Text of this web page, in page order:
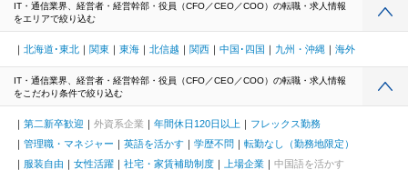
IT・通信業界、経営者・経営幹部・役員（CFO／CEO／COO）の転職・求人情報
をエリアで絞り込む
北海道･東北 関東 東海 北信越 関西 中国･四国 九州・沖縄 海外
IT・通信業界、経営者・経営幹部・役員（CFO／CEO／COO）の転職・求人情報
をこだわり条件で絞り込む
第二新卒歓迎 外資系企業 年間休日120日以上
フレックス勤務
管理職・マネジャー
英語を活かす 学歴不問
転勤なし（勤務地限定）
服装自由
女性活躍 社宅・家賃補助制度 上場企業
中国語を活かす